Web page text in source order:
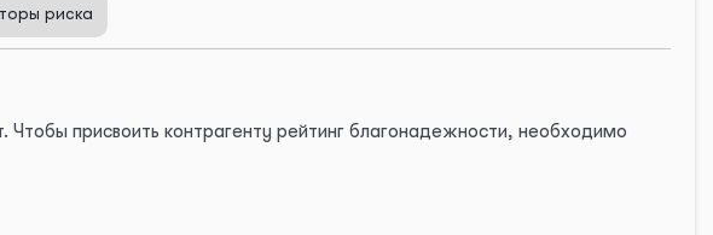
риска
Чтобы присвоить контрагенту рейтинг благонадежности, необходимо